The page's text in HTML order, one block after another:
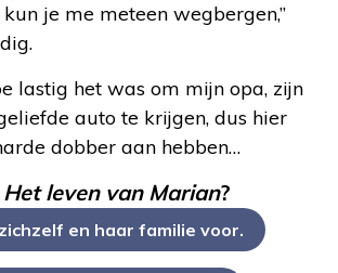
kun je me meteen wegbergen,”
lastig het was om mijn opa, zijn
auto te krijgen, dus hier
dobber aan hebben…
Het leven van Marian?
en haar familie voor.